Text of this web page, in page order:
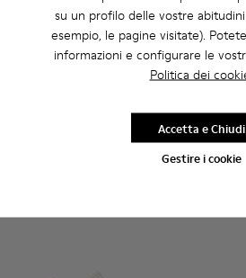
su un profilo delle vostre
esempio, le pagine visitate).
informazioni e configurare le
Politica dei
Gestire i cookie
Accetta e Chiudi
-30%
Prezzo finale in base alla taglia
Right
CHF
CHF